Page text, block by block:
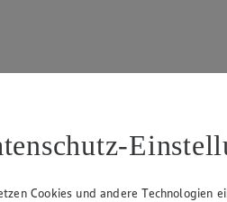
Blätterkatalog an.
Cookies und andere Technologien